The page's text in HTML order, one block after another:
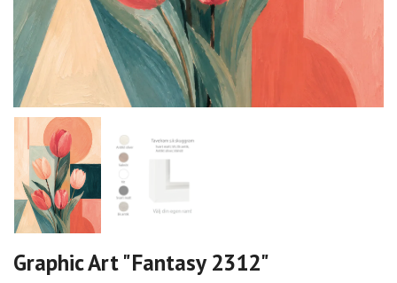
Graphic Art "Fantasy 2312"